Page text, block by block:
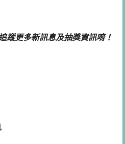
蹤更多新訊息及抽獎資訊唷！